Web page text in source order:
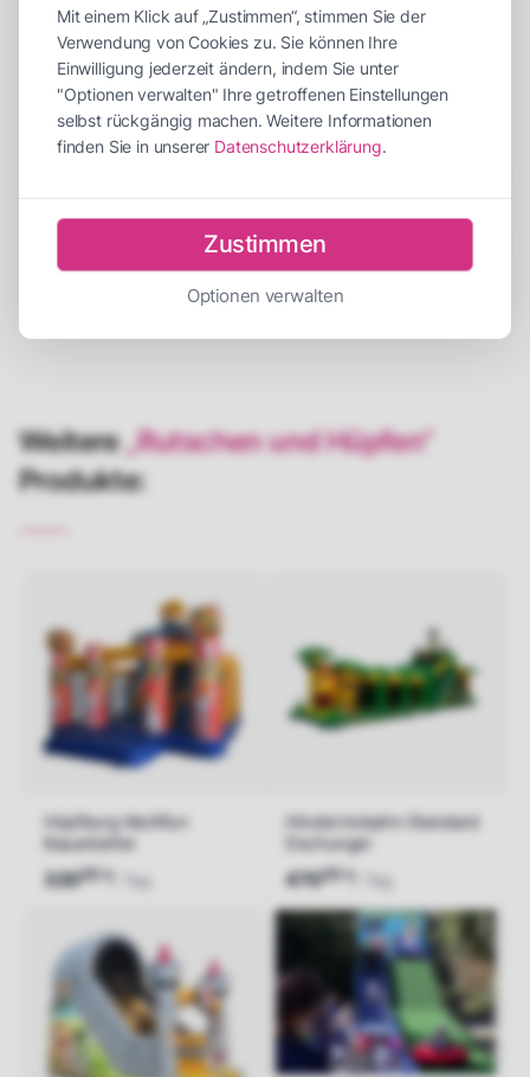
Personen für Auf-/Abbau 2 Personen
Empfohlene Betreuer
Strombedarf 2 x 230V
Versicherung
Weitere„Rutschen und Hüpfen“
Produkte:
Hüpfburg Multifun
Bauarbeiter
32000 / Tag
Jetzt anfragen
Hindernisbahn Standard
Dschungel
47000 / Tag
Jetzt anfragen
Mit einem Klick auf „Zustimmen“, stimmen Sie der
Verwendung von Cookies zu. Sie können Ihre
Einwilligung jederzeit ändern, indem Sie unter
"Optionen verwalten" Ihre getroffenen Einstellungen
selbst rückgängig machen. Weitere Informationen
finden Sie in unserer Datenschutzerklärung.
Optionen verwalten
Zustimmen